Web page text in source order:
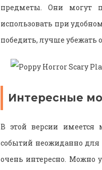
предметы. Они могут
использовать при
победить, лучше убежать
Интересные
В этой версии имеется
событий неожиданно
очень интересно. Можно